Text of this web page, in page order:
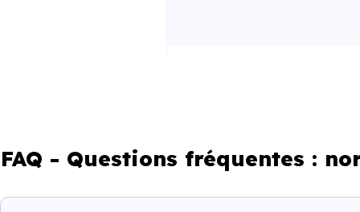
FAQ - Questions fréquentes :